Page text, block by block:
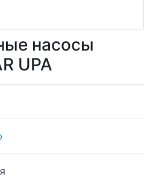
насосы
UPA